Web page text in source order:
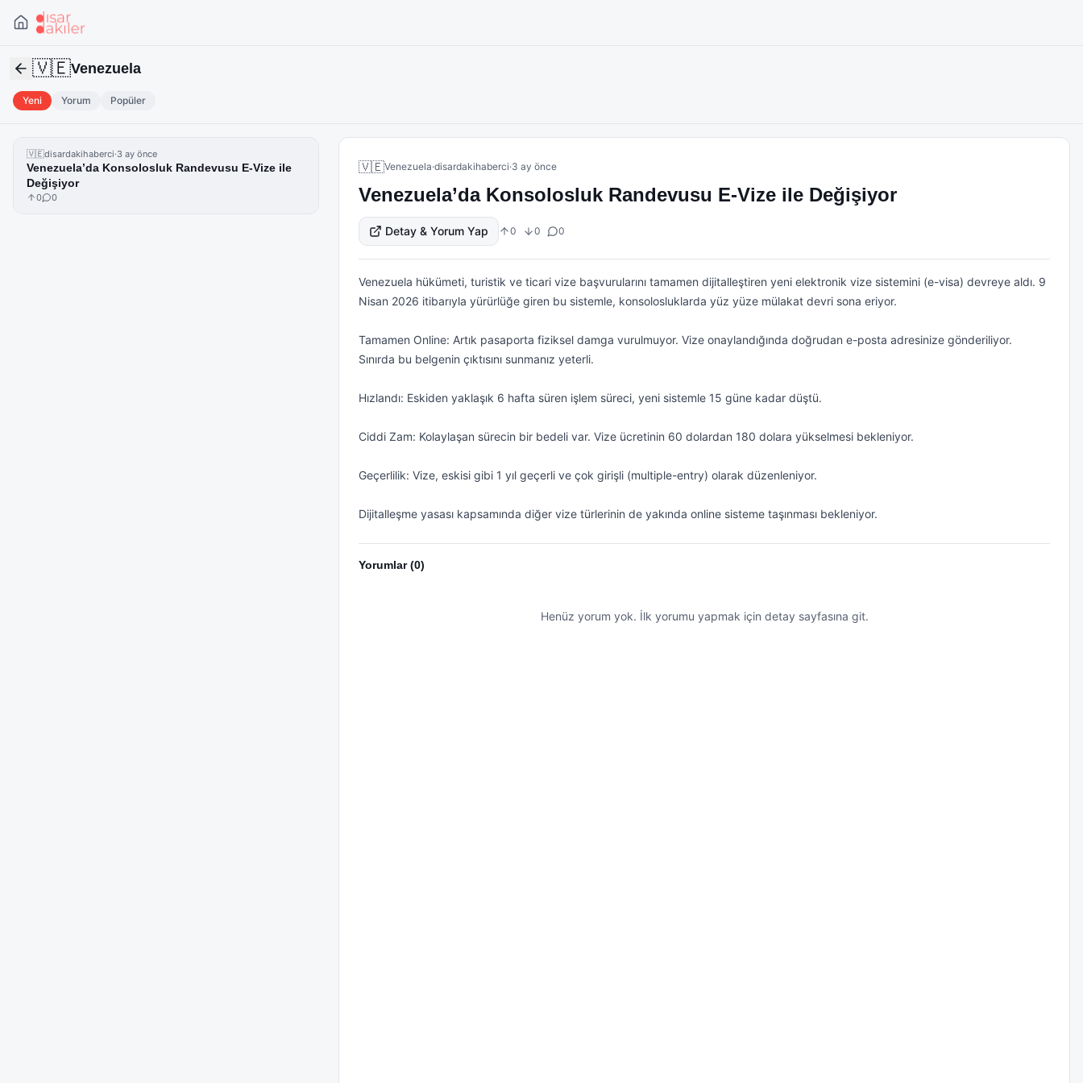
🇻🇪Venezuela
Yeni Yorum Popüler
🇻🇪disardakihaberci·3 ay önce
Venezuela’da Konsolosluk Randevusu E-Vize ile
Değişiyor
0 0
🇻🇪Venezuela·disardakihaberci·3 ay önce
Venezuela’da Konsolosluk Randevusu E-Vize ile Değişiyor
Detay & Yorum Yap 0 0 0
Venezuela hükümeti, turistik ve ticari vize başvurularını tamamen dijitalleştiren yeni elektronik vize sistemini (e-visa) devreye aldı. 9
Nisan 2026 itibarıyla yürürlüğe giren bu sistemle, konsolosluklarda yüz yüze mülakat devri sona eriyor.
Tamamen Online: Artık pasaporta fiziksel damga vurulmuyor. Vize onaylandığında doğrudan e-posta adresinize gönderiliyor.
Sınırda bu belgenin çıktısını sunmanız yeterli.
Hızlandı: Eskiden yaklaşık 6 hafta süren işlem süreci, yeni sistemle 15 güne kadar düştü.
Ciddi Zam: Kolaylaşan sürecin bir bedeli var. Vize ücretinin 60 dolardan 180 dolara yükselmesi bekleniyor.
Geçerlilik: Vize, eskisi gibi 1 yıl geçerli ve çok girişli (multiple-entry) olarak düzenleniyor.
Dijitalleşme yasası kapsamında diğer vize türlerinin de yakında online sisteme taşınması bekleniyor.
Yorumlar (0)
Henüz yorum yok. İlk yorumu yapmak için detay sayfasına git.